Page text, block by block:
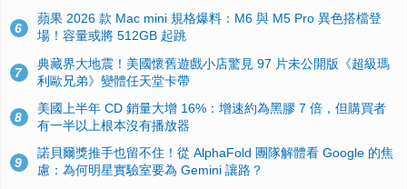
6
蘋果 2026 款 Mac mini 規格爆料：M6 與 M5 Pro 異色搭檔登
場！容量或將 512GB 起跳
7
典藏界大地震！美國懷舊遊戲小店驚見 97 片未公開版《超級瑪
利歐兄弟》變體任天堂卡帶
8
美國上半年 CD 銷量大增 16%：增速約為黑膠 7 倍，但購買者
有一半以上根本沒有播放器
9
諾貝爾獎推手也留不住！從 AlphaFold 團隊解體看 Google 的焦
慮：為何明星實驗室要為 Gemini 讓路？